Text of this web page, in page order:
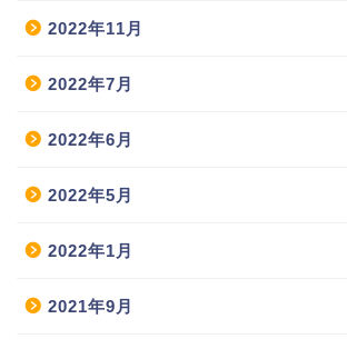
2022年11月
2022年7月
2022年6月
2022年5月
2022年1月
2021年9月